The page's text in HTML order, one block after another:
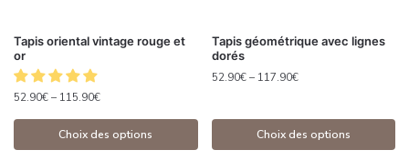
Tapis oriental vintage rouge et
or
52.90€– 115.90€
Choix des options
Tapis géométrique avec lignes
dorés
52.90€– 117.90€
Choix des options